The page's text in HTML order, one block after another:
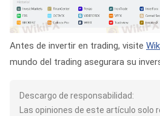
Antes de invertir en trading, visite
mundo del trading asegurara su
Descargo de responsabilidad:
Las opiniones de este artículo solo